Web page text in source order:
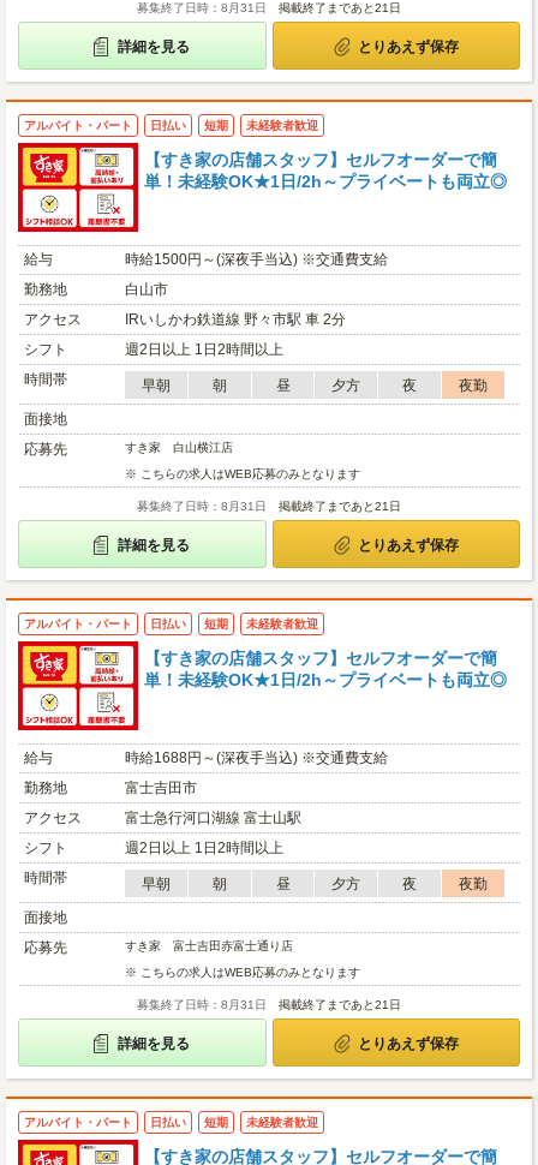
募集終了日時：8月31日 掲載終了まであと21日
詳細を見る とりあえず保存
アルバイト・パート 日払い 短期 未経験者歓迎
【すき家の店舗スタッフ】セルフオーダーで簡
単！未経験OK★1日/2h～プライベートも両立◎
給与
時給1500円～(深夜手当込) ※交通費支給
勤務地
白山市
アクセス
IRいしかわ鉄道線 野々市駅 車 2分
シフト
週2日以上 1日2時間以上
時間帯
早朝 朝 昼 夕方 夜
夜勤
面接地
応募先
すき家 白山横江店
※ こちらの求人はWEB応募のみとなります
募集終了日時：8月31日 掲載終了まであと21日
詳細を見る とりあえず保存
アルバイト・パート 日払い 短期 未経験者歓迎
【すき家の店舗スタッフ】セルフオーダーで簡
単！未経験OK★1日/2h～プライベートも両立◎
給与
時給1688円～(深夜手当込) ※交通費支給
勤務地
富士吉田市
アクセス
富士急行河口湖線 富士山駅
シフト
週2日以上 1日2時間以上
時間帯
早朝 朝 昼 夕方 夜
夜勤
面接地
応募先
すき家 富士吉田赤富士通り店
※ こちらの求人はWEB応募のみとなります
募集終了日時：8月31日 掲載終了まであと21日
詳細を見る とりあえず保存
アルバイト・パート 日払い 短期 未経験者歓迎
【すき家の店舗スタッフ】セルフオーダーで簡